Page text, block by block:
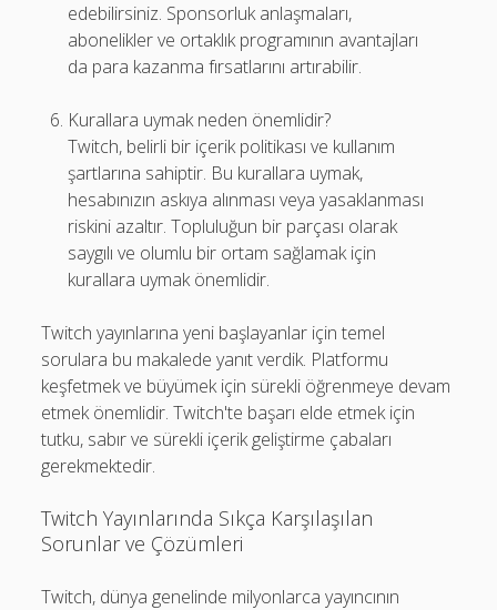
edebilirsiniz. Sponsorluk anlaşmaları,
abonelikler ve ortaklık programının avantajları
da para kazanma fırsatlarını artırabilir.
Kurallara uymak neden önemlidir?
Twitch, belirli bir içerik politikası ve kullanım
şartlarına sahiptir. Bu kurallara uymak,
hesabınızın askıya alınması veya yasaklanması
riskini azaltır. Topluluğun bir parçası olarak
saygılı ve olumlu bir ortam sağlamak için
kurallara uymak önemlidir.
Twitch yayınlarına yeni başlayanlar için temel
sorulara bu makalede yanıt verdik. Platformu
keşfetmek ve büyümek için sürekli öğrenmeye devam
etmek önemlidir. Twitch'te başarı elde etmek için
tutku, sabır ve sürekli içerik geliştirme çabaları
gerekmektedir.
Twitch Yayınlarında Sıkça Karşılaşılan
Sorunlar ve Çözümleri
Twitch, dünya genelinde milyonlarca yayıncının